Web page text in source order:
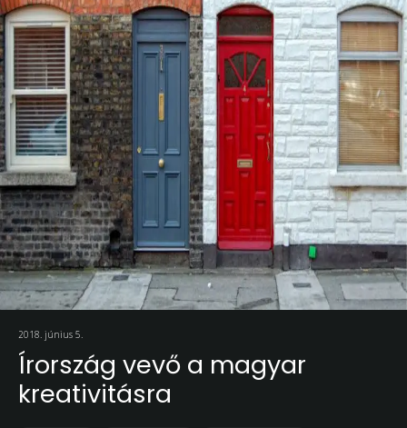
2018. június 5.
Írország vevő a magyar
kreativitásra